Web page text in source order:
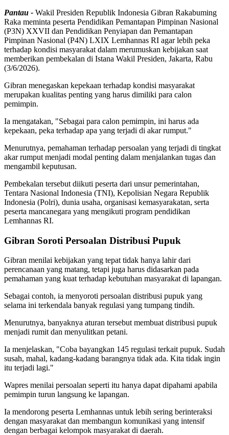
Pantau - Wakil Presiden Republik Indonesia Gibran Rakabuming
Raka meminta peserta Pendidikan Pemantapan Pimpinan Nasional
(P3N) XXVII dan Pendidikan Penyiapan dan Pemantapan
Pimpinan Nasional (P4N) LXIX Lemhannas RI agar lebih peka
terhadap kondisi masyarakat dalam merumuskan kebijakan saat
memberikan pembekalan di Istana Wakil Presiden, Jakarta, Rabu
(3/6/2026).
Gibran menegaskan kepekaan terhadap kondisi masyarakat
merupakan kualitas penting yang harus dimiliki para calon
pemimpin.
Ia mengatakan, "Sebagai para calon pemimpin, ini harus ada
kepekaan, peka terhadap apa yang terjadi di akar rumput."
Menurutnya, pemahaman terhadap persoalan yang terjadi di tingkat
akar rumput menjadi modal penting dalam menjalankan tugas dan
mengambil keputusan.
Pembekalan tersebut diikuti peserta dari unsur pemerintahan,
Tentara Nasional Indonesia (TNI), Kepolisian Negara Republik
Indonesia (Polri), dunia usaha, organisasi kemasyarakatan, serta
peserta mancanegara yang mengikuti program pendidikan
Lemhannas RI.
Gibran Soroti Persoalan Distribusi Pupuk
Gibran menilai kebijakan yang tepat tidak hanya lahir dari
perencanaan yang matang, tetapi juga harus didasarkan pada
pemahaman yang kuat terhadap kebutuhan masyarakat di lapangan.
Sebagai contoh, ia menyoroti persoalan distribusi pupuk yang
selama ini terkendala banyak regulasi yang tumpang tindih.
Menurutnya, banyaknya aturan tersebut membuat distribusi pupuk
menjadi rumit dan menyulitkan petani.
Ia menjelaskan, "Coba bayangkan 145 regulasi terkait pupuk. Sudah
susah, mahal, kadang-kadang barangnya tidak ada. Kita tidak ingin
itu terjadi lagi."
Wapres menilai persoalan seperti itu hanya dapat dipahami apabila
pemimpin turun langsung ke lapangan.
Ia mendorong peserta Lemhannas untuk lebih sering berinteraksi
dengan masyarakat dan membangun komunikasi yang intensif
dengan berbagai kelompok masyarakat di daerah.